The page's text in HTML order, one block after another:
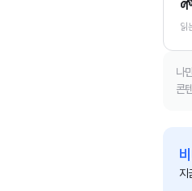
읽
나
콘
지